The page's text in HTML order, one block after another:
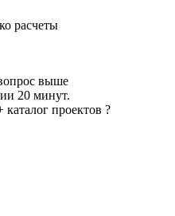
расчеты
выше
20 минут.
каталог проектов ?